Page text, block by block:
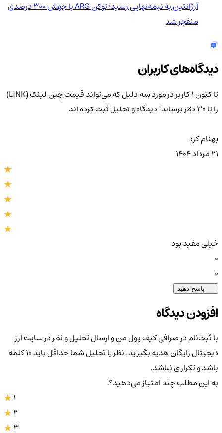
آرژانتین به نیمه‌نهایی رسید؛ توکن ARG با جهش ۳۰۰ درصدی
منفجر شد
دیدگاه‌های کاربران
تا کنون 1 کاربر در مورد
سه دلیل که می‌تواند قیمت چین لینک (LINK)
را تا ۳۰ دلار برساند!
دیدگاه و تحلیل ثبت کرده اند
بهنام کرد
۲۱ مرداد ۱۴۰۴
خیلی مفید بود
پاسخ دهید
افزودن دیدگاه
با ثبت‌نام در صرافی کیف پول من و ارسال تحلیل و نظر در سایت ارز
دیجیتال رایگان هدیه بگیرید. نظر یا تحلیل شما حداقل باید ۱۰ کلمه
باشد و تکراری نباشد.
به این مطلب چند امتیاز می‌دهید؟
3